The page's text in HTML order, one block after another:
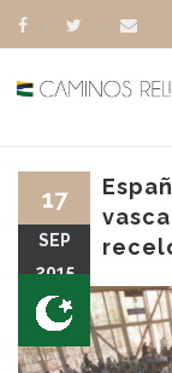
17
SEP
2015